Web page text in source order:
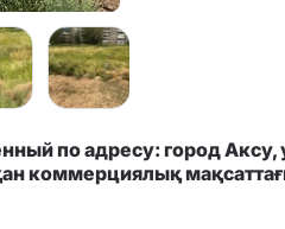
по адресу: город Аксу,
коммерциялық